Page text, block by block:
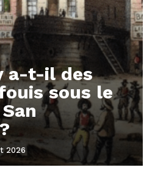
a-t-il des
sous le
2026